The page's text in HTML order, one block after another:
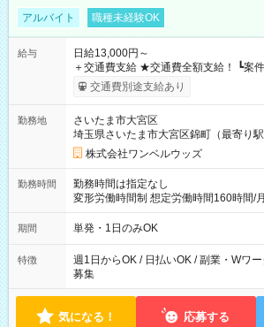
アルバイト 職種未経験OK
給与
日給13,000円～
＋交通費支給 ★交通費全額支給！ ┗案件により規定あり ★日払
いOK！（規定あり） ┗働いたその日に
ンビニATMから 日払い分を引き落とせます！ 【試用
交通費別途支給あり
勤務地
さいたま市大宮区
埼玉県さいたま市大宮区錦町（最寄り駅
株式会社ワンベルウッズ
勤務時間
勤務時間は指定なし
変形労働時間制 想定労働時間160時間/月 【シフト例】 ・8：00
～21：00
期間 単発・1日のみOK
特徴
週1日からOK / 日払いOK / 副業・Wワ
募集
気になる！ 応募する